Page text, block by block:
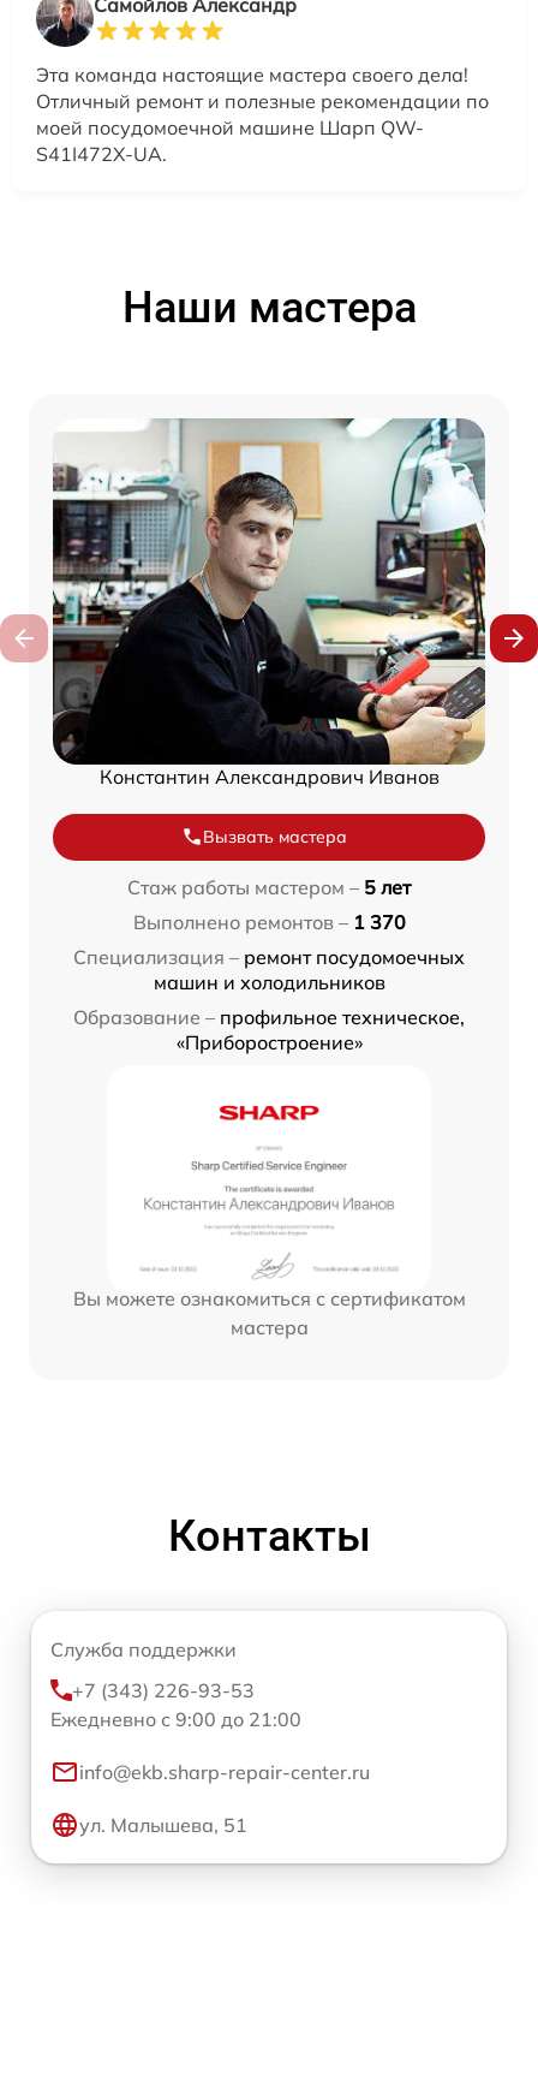
Эта команда настоящие мастера своего дела!
Отличный ремонт и полезные рекомендации по
моей посудомоечной машине Шарп QW-
S41I472X-UA.
Наши мастера
Константин Александрович Иванов
Вызвать мастера
Стаж работы мастером – 5 лет
Выполнено ремонтов – 1 370
Специализация – ремонт посудомоечных
машин и холодильников
Образование – профильное техническое,
«Приборостроение»
Вы можете ознакомиться с сертификатом
мастера
Контакты
Служба поддержки
+7 (343) 226-93-53
Ежедневно с 9:00 до 21:00
info@ekb.sharp-repair-center.ru
ул. Малышева, 51